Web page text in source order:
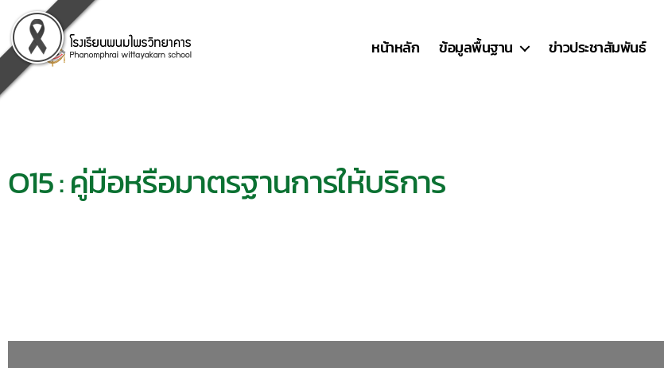
หน้าหลัก ข้อมูลพื้นฐาน ข่าวประชาสัมพันธ์
O15 : คู่มือหรือมาตรฐานการให้บริการ